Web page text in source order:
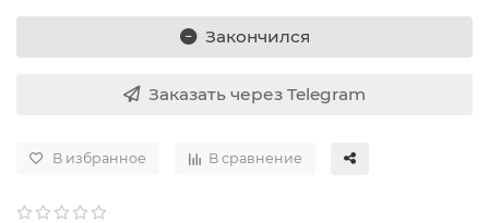
Закончился
Заказать через Telegram
В избранное В сравнение